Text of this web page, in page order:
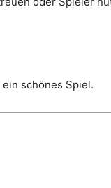
schönes Spiel.